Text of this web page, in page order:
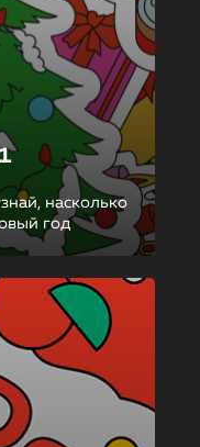
насколько
год